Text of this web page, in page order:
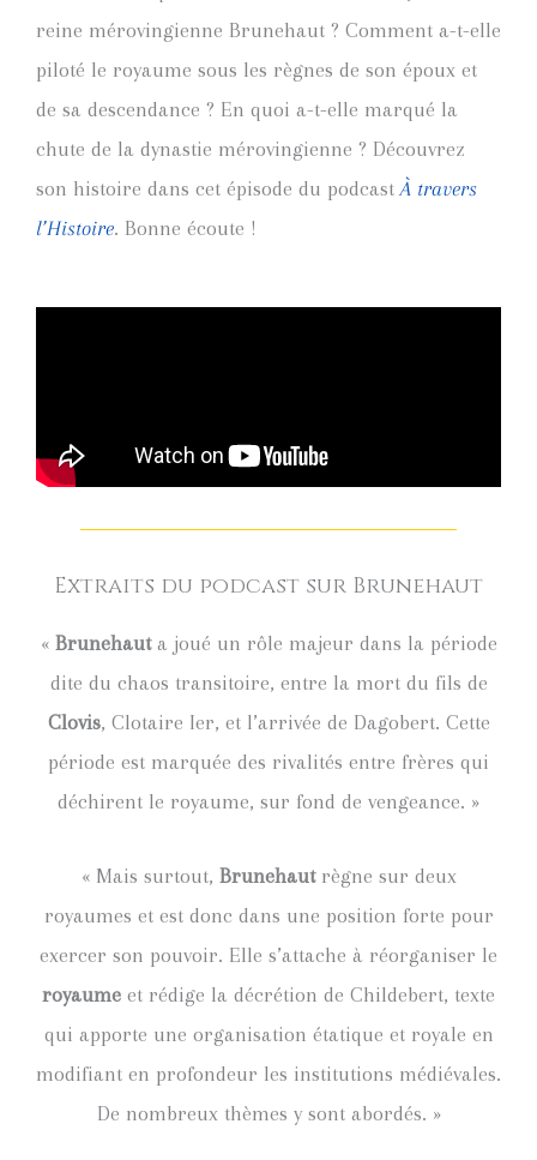
reine mérovingienne Brunehaut ? Comment a-t-elle
piloté le royaume sous les règnes de son époux et
de sa descendance ? En quoi a-t-elle marqué la
chute de la dynastie mérovingienne ? Découvrez
son histoire dans cet épisode du podcastÀ travers
l’Histoire. Bonne écoute !
Extraits du podcast sur Brunehaut
« Brunehauta joué un rôle majeur dans la période
dite du chaos transitoire, entre la mort du fils de
Clovis, Clotaire Ier, et l’arrivée de Dagobert. Cette
période est marquée des rivalités entre frères qui
déchirent le royaume, sur fond de vengeance. »
« Mais surtout, Brunehautrègne sur deux
royaumes et est donc dans une position forte pour
exercer son pouvoir. Elle s’attache à réorganiser le
royaume et rédige la décrétion de Childebert, texte
qui apporte une organisation étatique et royale en
modifiant en profondeur les institutions médiévales.
De nombreux thèmes y sont abordés. »